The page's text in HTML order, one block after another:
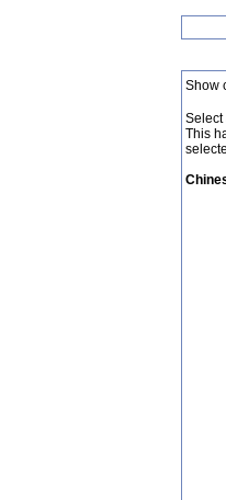
Show
Select
This